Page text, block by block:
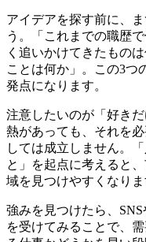
アイデアを探す前に、
う。「これまでの職歴
く追いかけてきたもの
ことは何か」。この3つ
発点になります。
注意したいのが「好き
熱があっても、それを
しては成立しません。
と」を起点に考えると
域を見つけやすくなりま
強みを見つけたら、
を受けてみることで、